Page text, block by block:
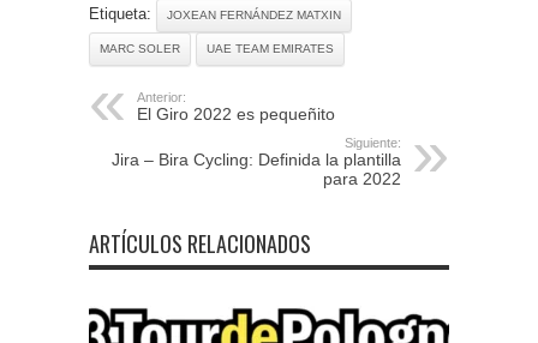
Etiqueta: JOXEAN FERNÁNDEZ MATXIN
MARC SOLER UAE TEAM EMIRATES
Anterior:
El Giro 2022 es pequeñito
Siguiente:
Jira – Bira Cycling: Definida la plantilla
para 2022
ARTÍCULOS RELACIONADOS